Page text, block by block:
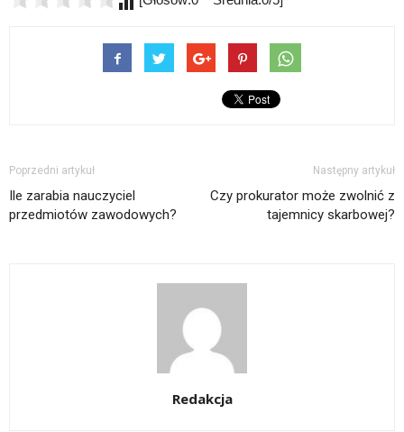
Poprzedni artykuł
Ile zarabia nauczyciel
przedmiotów zawodowych?
Następny artykuł
Czy prokurator może zwolnić z
tajemnicy skarbowej?
Redakcja